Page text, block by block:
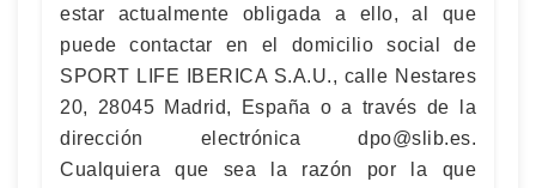
estar actualmente obligada a ello, al que
puede contactar en el domicilio social de
SPORT LIFE IBERICA S.A.U., calle Nestares
20, 28045 Madrid, España o a través de la
dirección electrónica dpo@slib.es.
Cualquiera que sea la razón por la que